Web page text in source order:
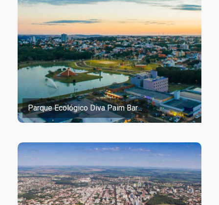
Parque Ecológico Diva Paim Bar…